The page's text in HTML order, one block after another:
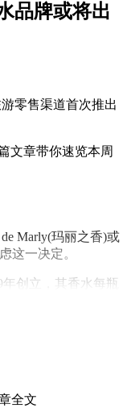
品牌或将出
零售渠道首次推出
文章带你速览本周
Marly(玛丽之香)或
这一决定。
年创立，其香水每瓶
全文